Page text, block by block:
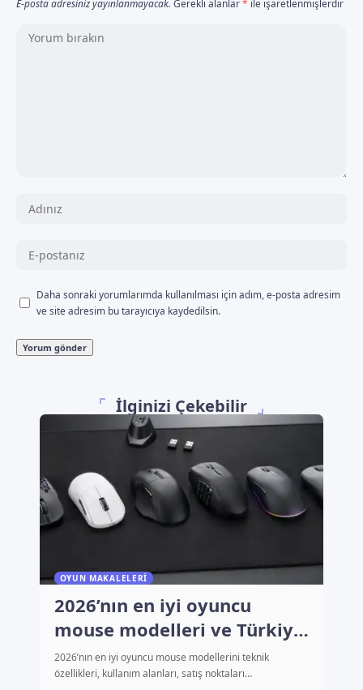
E-posta adresiniz yayınlanmayacak. Gerekli alanlar* ile işaretlenmişlerdir
Daha sonraki yorumlarımda kullanılması için adım, e-posta adresim
ve site adresim bu tarayıcıya kaydedilsin.
İlginizi Çekebilir
OYUN MAKALELERI
2026’nın en iyi oyuncu
mouse modelleri ve Türkiye
fiyatları
2026’nın en iyi oyuncu mouse modellerini teknik
özellikleri, kullanım alanları, satış noktaları…